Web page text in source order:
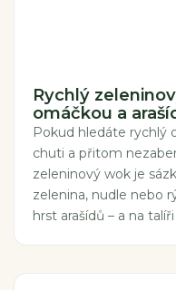
Rychlý
omáčkou a
Pokud hledáte rychlý
chuti a přitom
zeleninový wok je
zelenina, nudle nebo
hrst arašídů – a na